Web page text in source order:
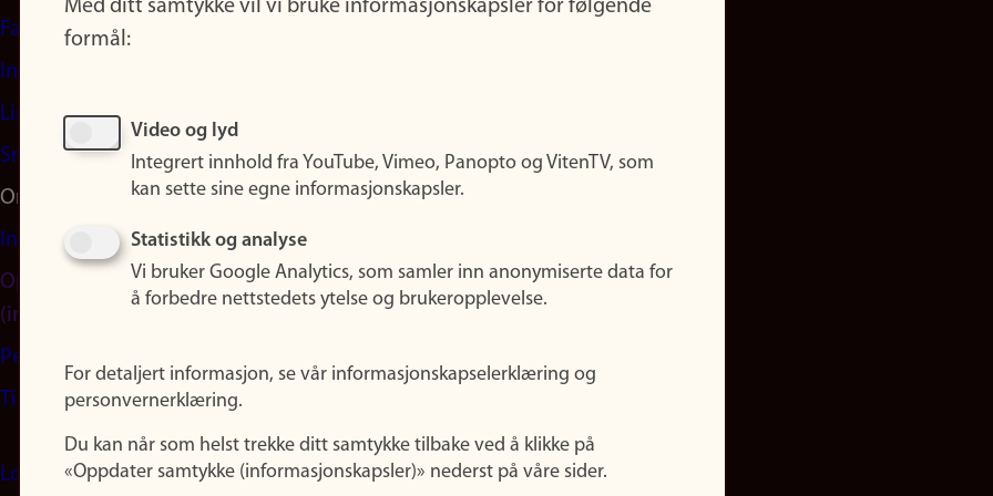
Facebook
Instagram
LinkedIn
Snapchat
Om nettstedet
Informasjonskapsler
Oppdater samtykke
(informasjonskapsler)
Personvern
Tilgjengelighetserklæring
Logg inn
Med ditt samtykke vil vi bruke informasjonskapsler for følgende
formål:
Video og lyd
Integrert innhold fra YouTube, Vimeo, Panopto og VitenTV, som
kan sette sine egne informasjonskapsler.
Statistikk og analyse
Vi bruker Google Analytics, som samler inn anonymiserte data for
å forbedre nettstedets ytelse og brukeropplevelse.
For detaljert informasjon, se vår informasjonskapselerklæring og
personvernerklæring.
Du kan når som helst trekke ditt samtykke tilbake ved å klikke på
«Oppdater samtykke (informasjonskapsler)» nederst på våre sider.